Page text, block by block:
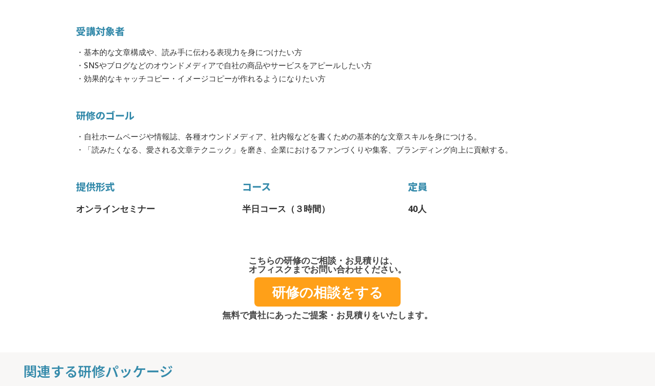
受講対象者
・基本的な文章構成や、読み手に伝わる表現力を身につけたい方
・SNSやブログなどのオウンドメディアで自社の商品やサービスをアピールしたい方
・効果的なキャッチコピー・イメージコピーが作れるようになりたい方
研修のゴール
・自社ホームページや情報誌、各種オウンドメディア、社内報などを書くための基本的な文章スキルを身につける。
・「読みたくなる、愛される文章テクニック」を磨き、企業におけるファンづくりや集客、ブランディング向上に貢献する。
提供形式
オンラインセミナー
コース
半日コース（３時間）
定員
40人
こちらの研修のご相談・お見積りは、
オフィスクまでお問い合わせください。
研修の相談をする
無料で貴社にあったご提案・お見積りをいたします。
関連する研修パッケージ